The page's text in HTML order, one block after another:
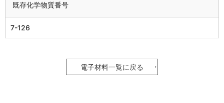
既存化学物質番号
7-126
電子材料一覧に戻る